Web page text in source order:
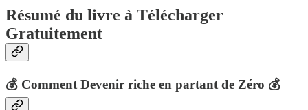
Résumé du livre à Télécharger
Gratuitement
💰 Comment Devenir riche en partant de Zéro 💰